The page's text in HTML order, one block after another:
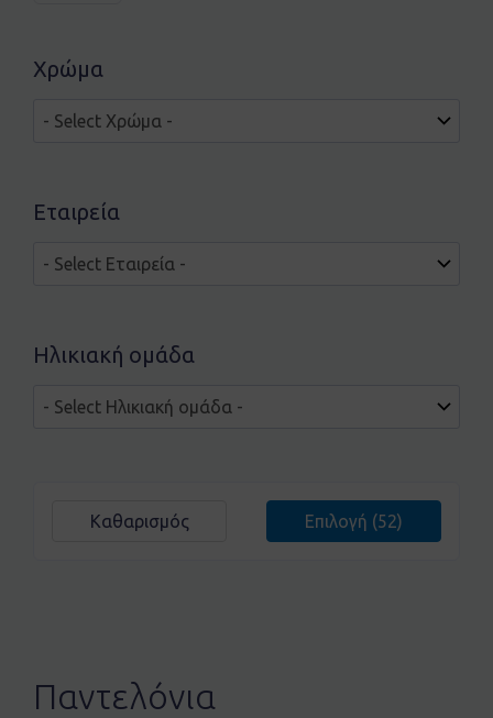
Χρώμα
Εταιρεία
Ηλικιακή ομάδα
Επιλογή (52)
Καθαρισμός
Παντελόνια